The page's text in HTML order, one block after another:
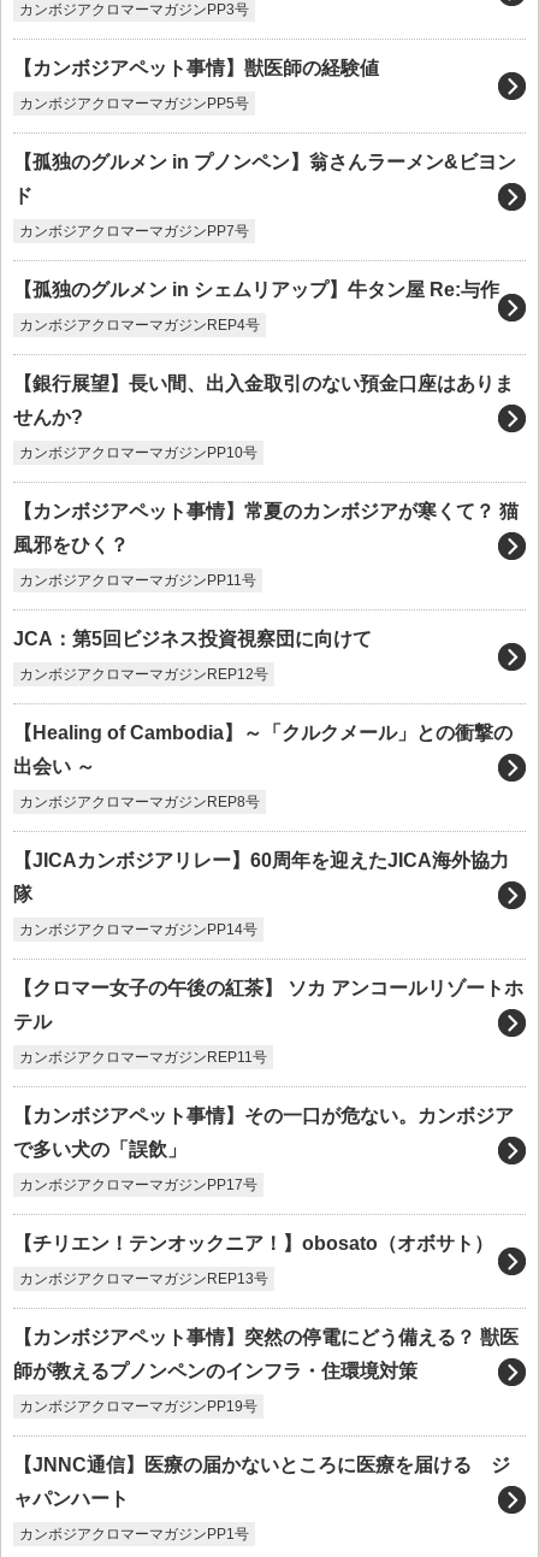
カンボジアクロマーマガジンPP3号
【カンボジアペット事情】獣医師の経験値
カンボジアクロマーマガジンPP5号
【孤独のグルメン in プノンペン】翁さんラーメン&ビヨン
ド
カンボジアクロマーマガジンPP7号
【孤独のグルメン in シェムリアップ】牛タン屋 Re:与作
カンボジアクロマーマガジンREP4号
【銀行展望】長い間、出入金取引のない預金口座はありま
せんか?
カンボジアクロマーマガジンPP10号
【カンボジアペット事情】常夏のカンボジアが寒くて？ 猫
風邪をひく？
カンボジアクロマーマガジンPP11号
JCA：第5回ビジネス投資視察団に向けて
カンボジアクロマーマガジンREP12号
【Healing of Cambodia】～「クルクメール」との衝撃の
出会い ～
カンボジアクロマーマガジンREP8号
【JICAカンボジアリレー】60周年を迎えたJICA海外協力
隊
カンボジアクロマーマガジンPP14号
【クロマー女子の午後の紅茶】 ソカ アンコールリゾートホ
テル
カンボジアクロマーマガジンREP11号
【カンボジアペット事情】その一口が危ない。カンボジア
で多い犬の「誤飲」
カンボジアクロマーマガジンPP17号
【チリエン！テンオックニア！】obosato（オボサト）
カンボジアクロマーマガジンREP13号
【カンボジアペット事情】突然の停電にどう備える？ 獣医
師が教えるプノンペンのインフラ・住環境対策
カンボジアクロマーマガジンPP19号
【JNNC通信】医療の届かないところに医療を届ける ジ
ャパンハート
カンボジアクロマーマガジンPP1号